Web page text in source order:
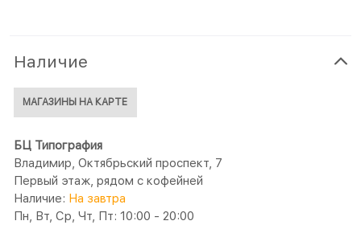
Наличие
МАГАЗИНЫ НА КАРТЕ
БЦ Типография
Владимир, Октябрьский проспект, 7
Первый этаж, рядом с кофейней
Наличие: На завтра
Пн, Вт, Ср, Чт, Пт: 10:00 - 20:00